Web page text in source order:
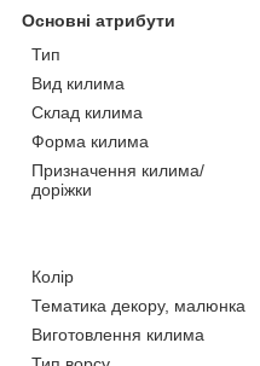
Основні атрибути
Тип
Вид килима
Склад килима
Форма килима
Призначення килима/
доріжки
Колір
Тематика декору, малюнка
Виготовлення килима